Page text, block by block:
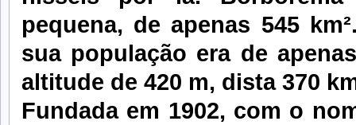
pequena, de apenas 545
sua população era de
altitude de 420 m, dista 370
Fundada em 1902, com o